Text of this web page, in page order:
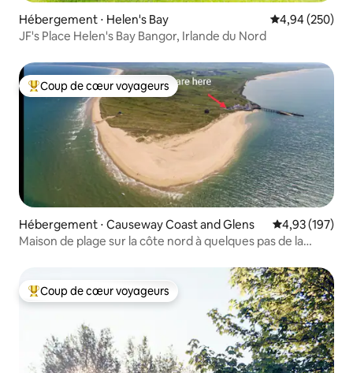
Hébergement ⋅ Helen's Bay Évaluation
4,94 (250)
JF's Place Helen's Bay Bangor, Irlande du Nord
Coups de cœur voyageurs les plus appréciés
Coup de cœur voyageurs
Hébergement ⋅ Causeway Coast and Glens Évaluation
4,93 (197)
Maison de plage sur la côte nord à quelques pas de la
Coups de cœur voyageurs les plus appréciés
Coup de cœur voyageurs